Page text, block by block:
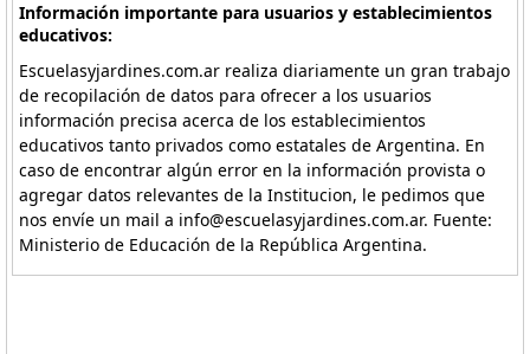
Información importante para usuarios y establecimientos
educativos:
Escuelasyjardines.com.ar realiza diariamente un gran trabajo
de recopilación de datos para ofrecer a los usuarios
información precisa acerca de los establecimientos
educativos tanto privados como estatales de Argentina. En
caso de encontrar algún error en la información provista o
agregar datos relevantes de la Institucion, le pedimos que
nos envíe un mail a info@escuelasyjardines.com.ar. Fuente:
Ministerio de Educación de la República Argentina.